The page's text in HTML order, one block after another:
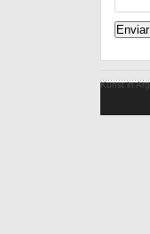
Kunst in